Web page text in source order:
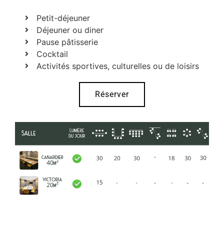
Petit-déjeuner
Déjeuner ou diner
Pause pâtisserie
Cocktail
Activités sportives, culturelles ou de loisirs
Réserver